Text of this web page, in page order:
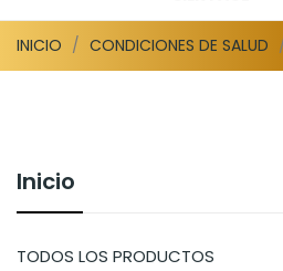
INICIO CONDICIONES DE SALUD
Inicio
TODOS LOS PRODUCTOS